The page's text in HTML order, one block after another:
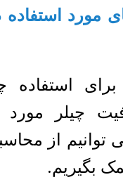
مورد استفاده
استفاده
چیلر مورد
توانیم از
بگیریم.